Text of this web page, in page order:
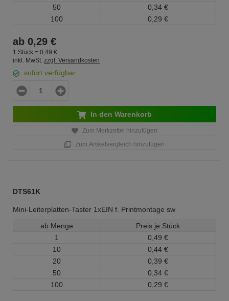
50
0, 34 €
100
0, 29 €
ab 0,29 €
1 Stück = 0, 49 €
inkl. MwSt. zzgl. Versandkosten
sofort verfügbar
In den Warenkorb
Zum Merkzettel hinzufügen
Zum Artikelvergleich hinzufügen
DTS61K
Mini-Leiterplatten-Taster 1xEIN f. Printmontage sw
ab Menge
Preis je Stück
1
0, 49 €
10
0, 44 €
20
0, 39 €
50
0, 34 €
100
0, 29 €